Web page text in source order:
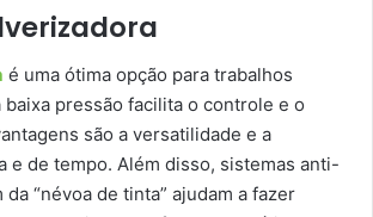
é uma ótima opção para trabalhos
baixa pressão facilita o controle e o
são a versatilidade e a
e de tempo. Além disso, sistemas anti-
“névoa de tinta” ajudam a fazer